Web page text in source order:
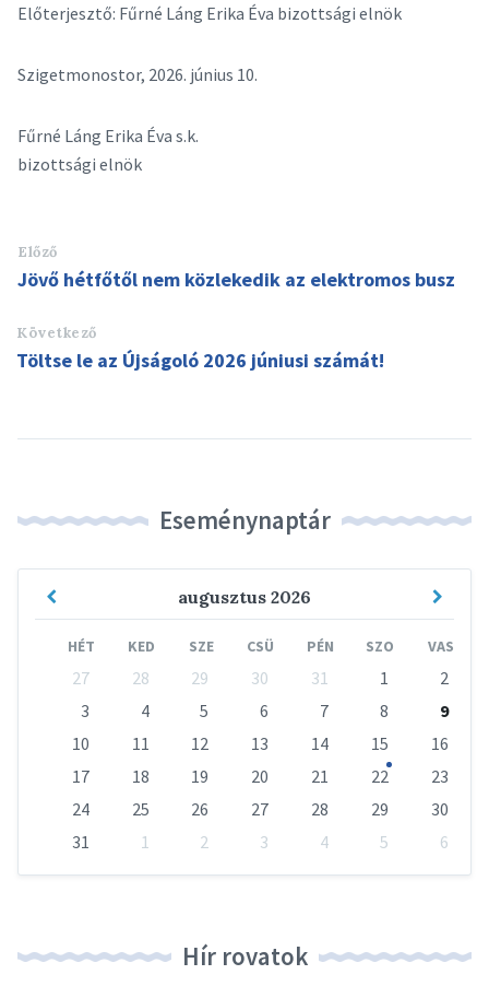
Előterjesztő: Fűrné Láng Erika Éva bizottsági elnök
Szigetmonostor, 2026. június 10.
Fűrné Láng Erika Éva s.k.
bizottsági elnök
Előző
Jövő hétfőtől nem közlekedik az elektromos busz
Következő
Töltse le az Újságoló 2026 júniusi számát!
Eseménynaptár
augusztus 2026
Previous
HÉT KED SZE CSÜ PÉN SZO VAS
calendar
27 28 29 30 31 1
2
3
4 5 6 7 8
9
10
11 12 13 14 15
16
17
18 19 20 21 22
23
24
25 26 27 28 29
30
31
1 2 3 4 5
6
Hír rovatok